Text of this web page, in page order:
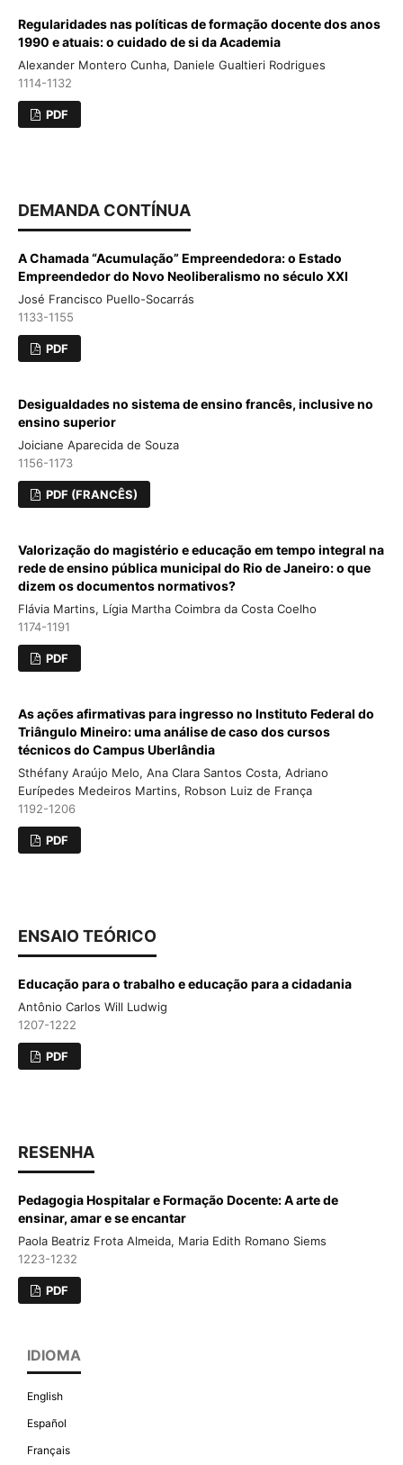
Regularidades nas políticas de formação docente dos anos
1990 e atuais: o cuidado de si da Academia
Alexander Montero Cunha, Daniele Gualtieri Rodrigues
1114-1132
PDF
DEMANDA CONTÍNUA
A Chamada “Acumulação” Empreendedora: o Estado
Empreendedor do Novo Neoliberalismo no século XXI
José Francisco Puello-Socarrás
1133-1155
PDF
Desigualdades no sistema de ensino francês, inclusive no
ensino superior
Joiciane Aparecida de Souza
1156-1173
PDF (FRANCÊS)
Valorização do magistério e educação em tempo integral na
rede de ensino pública municipal do Rio de Janeiro: o que
dizem os documentos normativos?
Flávia Martins, Lígia Martha Coimbra da Costa Coelho
1174-1191
PDF
As ações afirmativas para ingresso no Instituto Federal do
Triângulo Mineiro: uma análise de caso dos cursos
técnicos do Campus Uberlândia
Sthéfany Araújo Melo, Ana Clara Santos Costa, Adriano
Eurípedes Medeiros Martins, Robson Luiz de França
1192-1206
PDF
ENSAIO TEÓRICO
Educação para o trabalho e educação para a cidadania
Antônio Carlos Will Ludwig
1207-1222
PDF
RESENHA
Pedagogia Hospitalar e Formação Docente: A arte de
ensinar, amar e se encantar
Paola Beatriz Frota Almeida, Maria Edith Romano Siems
1223-1232
PDF
IDIOMA
English
Español
Français